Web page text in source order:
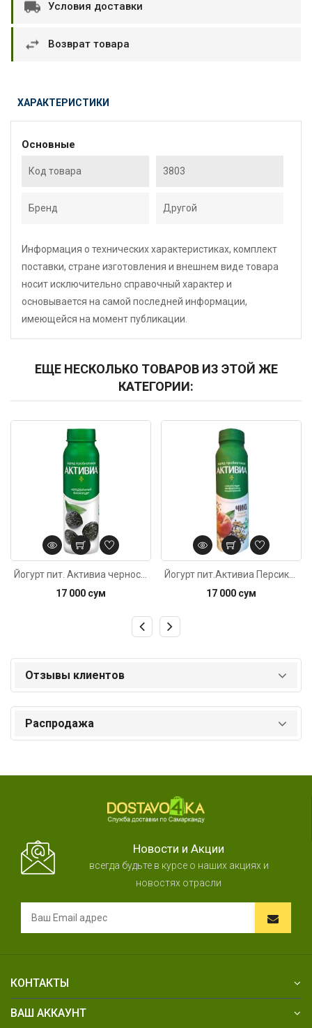
Условия доставки
Возврат товара
ХАРАКТЕРИСТИКИ
Основные
Код товара 3803
Бренд Другой
Информация о технических характеристиках, комплект
поставки, стране изготовления и внешнем виде товара
носит исключительно справочный характер и
основывается на самой последней информации,
имеющейся на момент публикации.
ЕЩЕ НЕСКОЛЬКО ТОВАРОВ ИЗ ЭТОЙ ЖЕ
КАТЕГОРИИ:
17 000 сум
17 000 сум
Отзывы клиентов
Распродажа
Новости и Акции
всегда будьте в курсе о наших акциях и
новостях отрасли
КОНТАКТЫ
ВАШ АККАУНТ